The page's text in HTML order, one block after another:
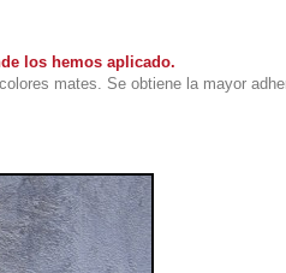
los hemos aplicado.
mates. Se obtiene la mayor